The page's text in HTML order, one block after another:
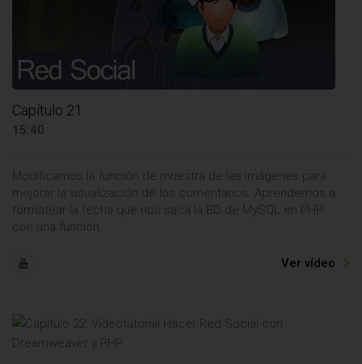
Capítulo 21
15:40
Modificamos la función de muestra de las imágenes para
mejorar la visualización de los comentarios. Aprendemos a
formatear la fecha que nos saca la BD de MySQL en PHP
con una función.
Ver vídeo